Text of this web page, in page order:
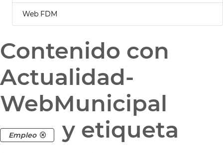
Web FDM
Contenido con
Actualidad-
WebMunicipal
Empleo y etiqueta